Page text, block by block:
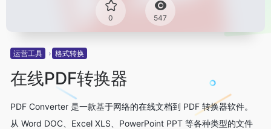
0 547
运营工具 格式转换
在线PDF转换器
PDF Converter 是一款基于网络的在线文档到 PDF 转换器软件。
从 Word DOC、Excel XLS、PowerPoint PPT 等各种类型的文件